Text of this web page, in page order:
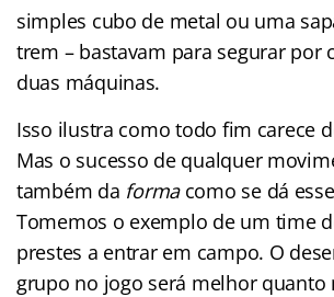
simples cubo de metal ou uma
trem – bastavam para segurar por
duas máquinas.
Isso ilustra como todo fim carece
Mas o sucesso de qualquer
também da formacomo se dá
Tomemos o exemplo de um time
prestes a entrar em campo. O
grupo no jogo será melhor